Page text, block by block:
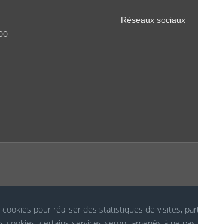
Réseaux sociaux
pour réaliser des statistiques de visites,